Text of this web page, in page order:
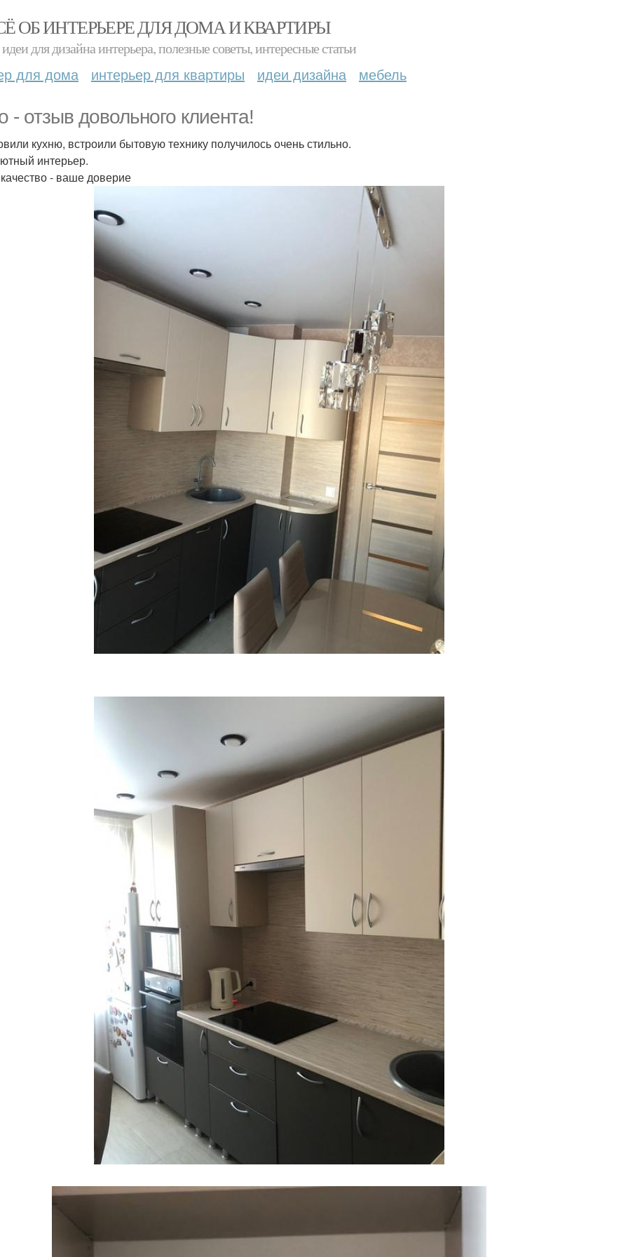
ОБ ИНТЕРЬЕРЕ ДЛЯ ДОМА И КВАРТИРЫ
для дизайна интерьера, полезные советы, интересные статьи
для дома интерьер для квартиры идеи дизайна мебель
- отзыв довольного клиента!
кухню, встроили бытовую технику получилось очень стильно.
интерьер.
- ваше доверие